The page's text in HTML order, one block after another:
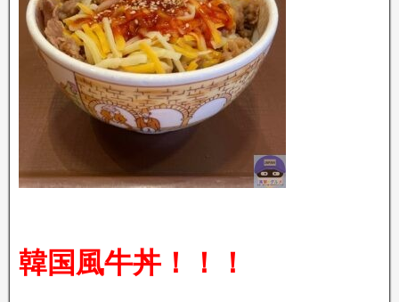
韓国風牛丼！！！